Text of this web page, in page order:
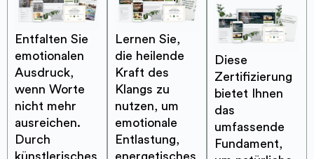
Entfalten Sie
emotionalen
Ausdruck,
wenn Worte
nicht mehr
ausreichen.
Durch
künstlerisches
Lernen Sie,
die heilende
Kraft des
Klangs zu
nutzen, um
emotionale
Entlastung,
energetisches
Diese
Zertifizierung
bietet Ihnen
das
umfassende
Fundament,